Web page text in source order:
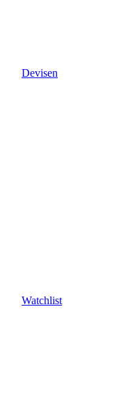
Devisen
Watchlist